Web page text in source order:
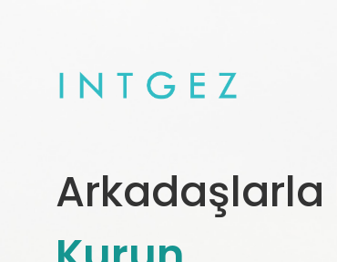
Arkadaşlarla